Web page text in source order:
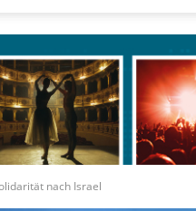
nach Israel